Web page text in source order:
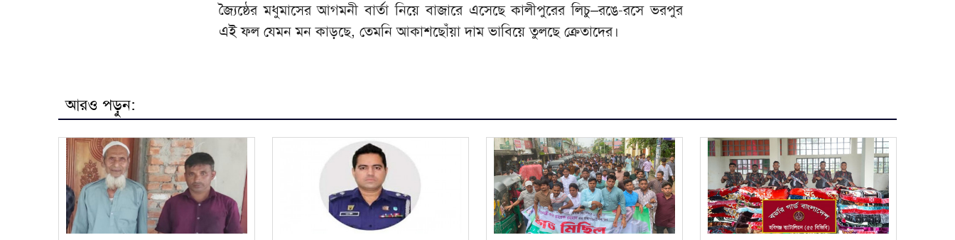
জ্যৈষ্ঠের মধুমাসের আগমনী বার্তা নিয়ে বাজারে এসেছে কালীপুরের লিচু–রঙে-রসে ভরপুর
এই ফল যেমন মন কাড়ছে, তেমনি আকাশছোঁয়া দাম ভাবিয়ে তুলছে ক্রেতাদের।
আরও পড়ুন: